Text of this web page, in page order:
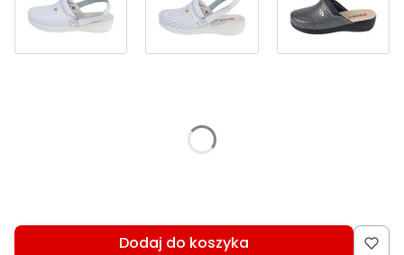
Dodaj do koszyka